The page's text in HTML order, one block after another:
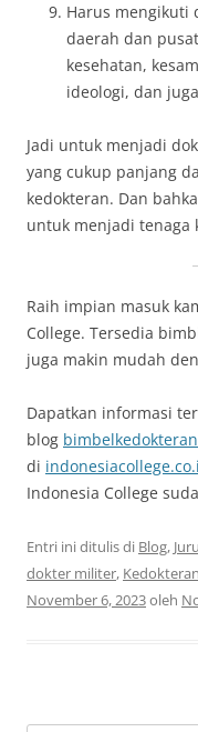
Harus mengikuti
daerah dan
kesehatan,
ideologi, dan
Jadi untuk menjadi
yang cukup panjang
kedokteran. Dan
untuk menjadi tenaga
Raih impian masuk
College. Tersedia
juga makin mudah
Dapatkan informasi
blog
di
Indonesia College
Entri ini ditulis di Blog,
dokter militer,
November 6, 2023oleh